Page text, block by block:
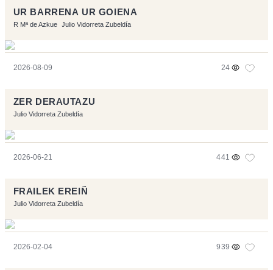
UR BARRENA UR GOIENA
R Mª de Azkue Julio Vidorreta Zubeldía
2026-08-09 24
ZER DERAUTAZU
Julio Vidorreta Zubeldía
2026-06-21 441
FRAILEK EREIÑ
Julio Vidorreta Zubeldía
2026-02-04 939